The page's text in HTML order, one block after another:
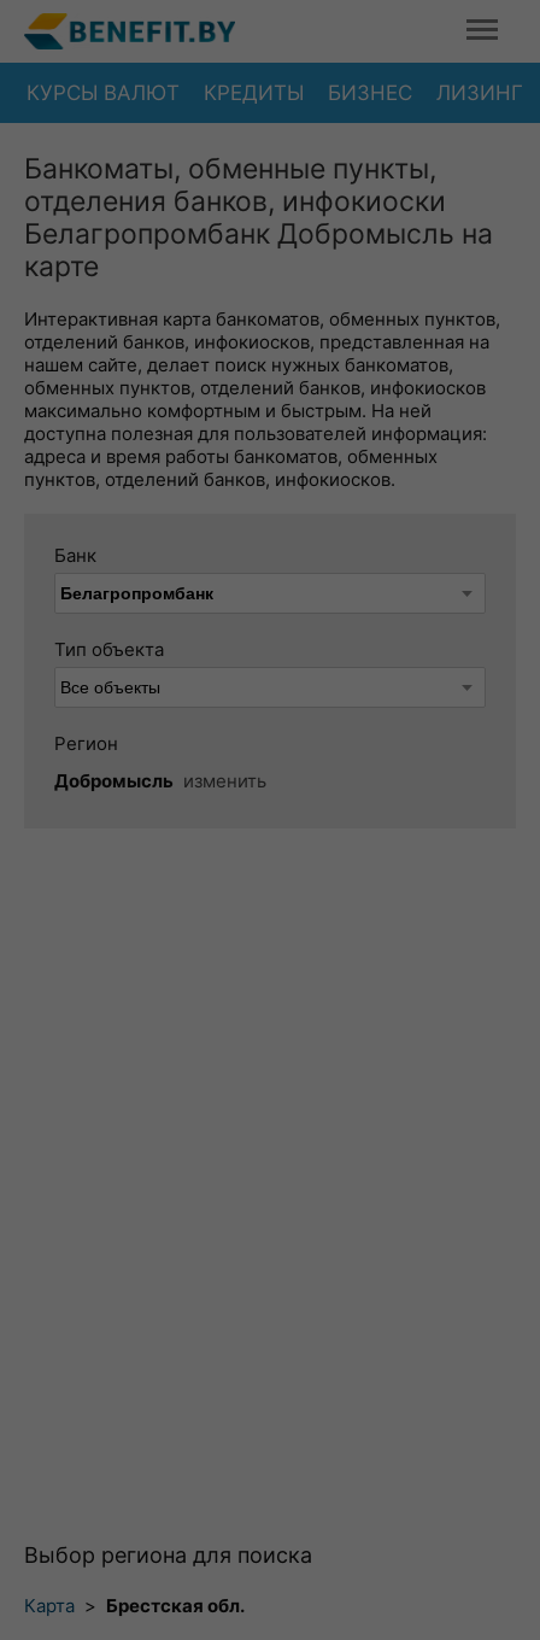
КУРСЫ ВАЛЮТ КРЕДИТЫ БИЗНЕС ЛИЗИНГ
Банкоматы, обменные пункты,
отделения банков, инфокиоски
Белагропромбанк Добромысль на
карте
Интерактивная карта банкоматов, обменных пунктов,
отделений банков, инфокиосков, представленная на
нашем сайте, делает поиск нужных банкоматов,
обменных пунктов, отделений банков, инфокиосков
максимально комфортным и быстрым. На ней
доступна полезная для пользователей информация:
адреса и время работы банкоматов, обменных
пунктов, отделений банков, инфокиосков.
Банк
Тип объекта
Регион
Добромысль изменить
Выбор региона для поиска
Карта > Брестская обл.